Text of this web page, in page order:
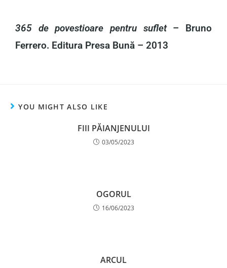
365 de povestioare pentru suflet– Bruno
Ferrero. Editura Presa Bună – 2013
YOU MIGHT ALSO LIKE
FIII PĂIANJENULUI
03/05/2023
OGORUL
16/06/2023
ARCUL